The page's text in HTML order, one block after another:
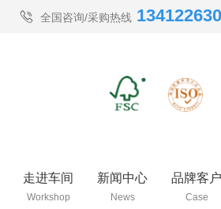
全国咨询/采购热线
走进车间
Workshop
新闻中心
News
品牌客户
Case